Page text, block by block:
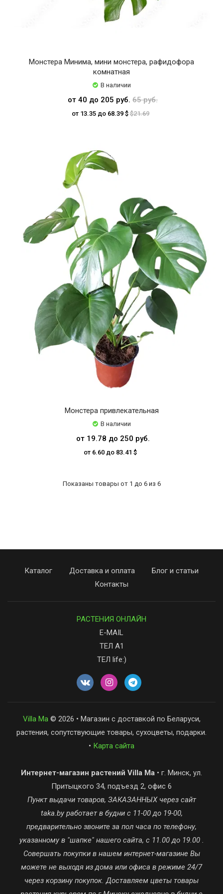
Монстера Минима, мини монстера, рафидофора
комнатная
В наличии
от 40 до 205 руб. 65 руб.
от 13.35 до 68.39 $$21.69
Монстера привлекательная
В наличии
от 19.78 до 250 руб.
от 6.60 до 83.41 $
Показаны товары от 1 до 6 из 6
Каталог Доставка и оплата
Блог и статьи
Контакты
РАСТЕНИЯ ОНЛАЙН
E-MAIL
ТЕЛ А1
ТЕЛ life:)
Villa Ma© 2026 • Магазин с доставкой по Беларуси,
растения, сопутствующие товары, сухоцветы, подарки.
• Карта сайта
Интернет-магазин растений Villa Ma • г. Минск, ул.
Притыцкого 34, подъезд 2, офис 6
Пункт выдачи товаров, ЗАКАЗАННЫХ через сайт
taka.by работает в будни с 11-00 до 19-00,
предварительно звоните за пол часа по телефону,
указанному в "шапке" нашего сайта, с 11.00 до 19.00 .
Совершать покупки в нашем интернет-магазине Вы
можете не выходя из дома или офиса в режиме 24/7
через корзину покупок. Доставляем цветы товары